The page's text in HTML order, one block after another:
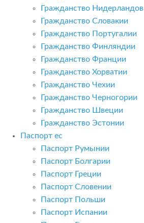
Гражданство Нидерландов
Гражданство Словакии
Гражданство Португалии
Гражданство Финляндии
Гражданство Франции
Гражданство Хорватии
Гражданство Чехии
Гражданство Черногории
Гражданство Швеции
Гражданство Эстонии
Паспорт ес
Паспорт Румынии
Паспорт Болгарии
Паспорт Греции
Паспорт Словении
Паспорт Польши
Паспорт Испании